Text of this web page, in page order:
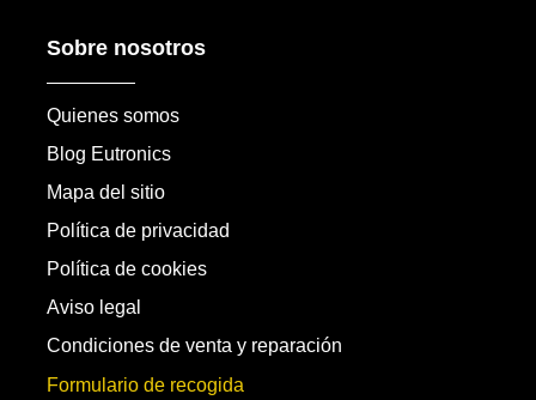
Sobre nosotros
Quienes somos
Blog Eutronics
Mapa del sitio
Política de privacidad
Política de cookies
Aviso legal
Condiciones de venta y reparación
Formulario de recogida